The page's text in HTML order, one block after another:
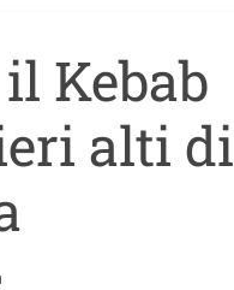
Kebab
alti di